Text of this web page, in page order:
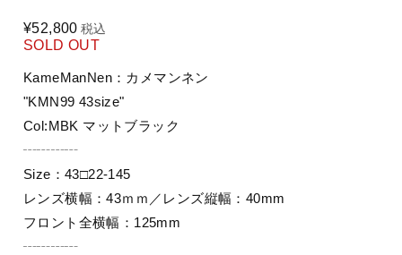
¥52,800 税込
SOLD OUT
KameManNen：カメマンネン
"KMN99 43size"
Col:MBK マットブラック
┄┄┄┄
Size：43□22-145
レンズ横幅：43ｍｍ／レンズ縦幅：40mm
フロント全横幅：125mm
┄┄┄┄